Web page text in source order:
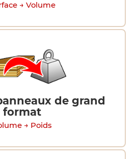
→ Volume
de grand
format
→ Poids